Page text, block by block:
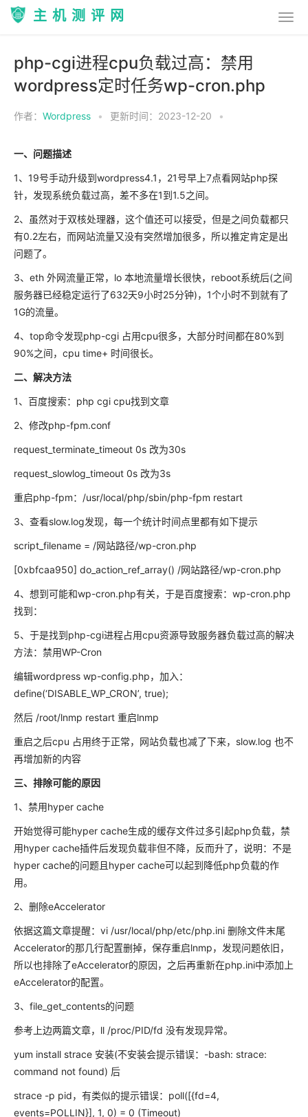
主机测评网
php-cgi进程cpu负载过高：禁用
wordpress定时任务wp-cron.php
作者： Wordpress • 更新时间：2023-12-20 •
一、问题描述
1、19号手动升级到wordpress4.1，21号早上7点看网站php探
针，发现系统负载过高，差不多在1到1.5之间。
2、虽然对于双核处理器，这个值还可以接受，但是之间负载都只
有0.2左右，而网站流量又没有突然增加很多，所以推定肯定是出
问题了。
3、eth 外网流量正常，lo 本地流量增长很快，reboot系统后(之间
服务器已经稳定运行了632天9小时25分钟)，1个小时不到就有了
1G的流量。
4、top命令发现php-cgi 占用cpu很多，大部分时间都在80%到
90%之间，cpu time+ 时间很长。
二、解决方法
1、百度搜索：php cgi cpu找到文章
2、修改php-fpm.conf
request_terminate_timeout 0s 改为30s
request_slowlog_timeout 0s 改为3s
重启php-fpm：/usr/local/php/sbin/php-fpm restart
3、查看slow.log发现，每一个统计时间点里都有如下提示
script_filename = /网站路径/wp-cron.php
[0xbfcaa950] do_action_ref_array() /网站路径/wp-cron.php
4、想到可能和wp-cron.php有关，于是百度搜索：wp-cron.php
找到：
5、于是找到php-cgi进程占用cpu资源导致服务器负载过高的解决
方法：禁用WP-Cron
编辑wordpress wp-config.php，加入：
define(‘DISABLE_WP_CRON’, true);
然后 /root/lnmp restart 重启lnmp
重启之后cpu 占用终于正常，网站负载也减了下来，slow.log 也不
再增加新的内容
三、排除可能的原因
1、禁用hyper cache
开始觉得可能hyper cache生成的缓存文件过多引起php负载，禁
用hyper cache插件后发现负载非但不降，反而升了，说明：不是
hyper cache的问题且hyper cache可以起到降低php负载的作
用。
2、删除eAccelerator
依据这篇文章提醒：vi /usr/local/php/etc/php.ini 删除文件末尾
Accelerator的那几行配置删掉，保存重启lnmp，发现问题依旧，
所以也排除了eAccelerator的原因，之后再重新在php.ini中添加上
eAccelerator的配置。
3、file_get_contents的问题
参考上边两篇文章，ll /proc/PID/fd 没有发现异常。
yum install strace 安装(不安装会提示错误：-bash: strace:
command not found) 后
strace -p pid，有类似的提示错误：poll([{fd=4,
events=POLLIN}], 1, 0) = 0 (Timeout)